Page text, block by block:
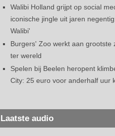
Walibi Holland grijpt op social
iconische jingle uit jaren
Walibi'
Burgers' Zoo werkt aan grootste
ter wereld
Spelen bij Beelen heropent
City: 25 euro voor anderhalf uur
Laatste audio